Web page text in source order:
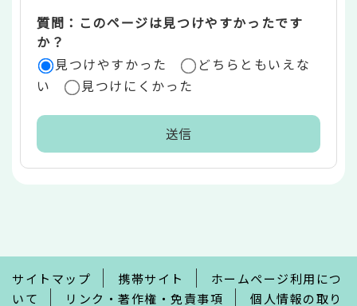
質問：このページは見つけやすかったです
か？
見つけやすかった
どちらともいえな
い
見つけにくかった
で
サイトマップ 携帯サイト
ホームページ利用につ
いて
リンク・著作権・免責事項 個人情報の取り